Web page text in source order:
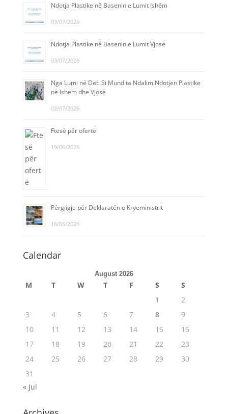
Ndotja Plastike në Basenin e Lumit Ishëm
03/07/2026
Ndotja Plastike në Basenin e Lumit Vjosë
03/07/2026
Nga Lumi në Det: Si Mund ta Ndalim Ndotjen Plastike
në Ishëm dhe Vjosë
02/07/2026
Ftesë për ofertë
19/06/2026
Përgjigje për Deklaratën e Kryeministrit
16/06/2026
Calendar
August 2026
M T W T F S
S
1
2
3
4 5 6 7 8
9
10
11 12 13 14 15
16
17
18 19 20 21 22
23
24
25 26 27 28 29
30
31
« Jul